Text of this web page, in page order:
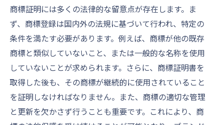
商標証明には多くの法律的な留意点が存在します。ま
ず、商標登録は国内外の法規に基づいて行われ、特定の
条件を満たす必要があります。例えば、商標が他の既存
商標と類似していないこと、または一般的な名称を使用
していないことが求められます。さらに、商標証明書を
取得した後も、その商標が継続的に使用されていること
を証明しなければなりません。また、商標の適切な管理
と更新を欠かさず行うことも重要です。これにより、商